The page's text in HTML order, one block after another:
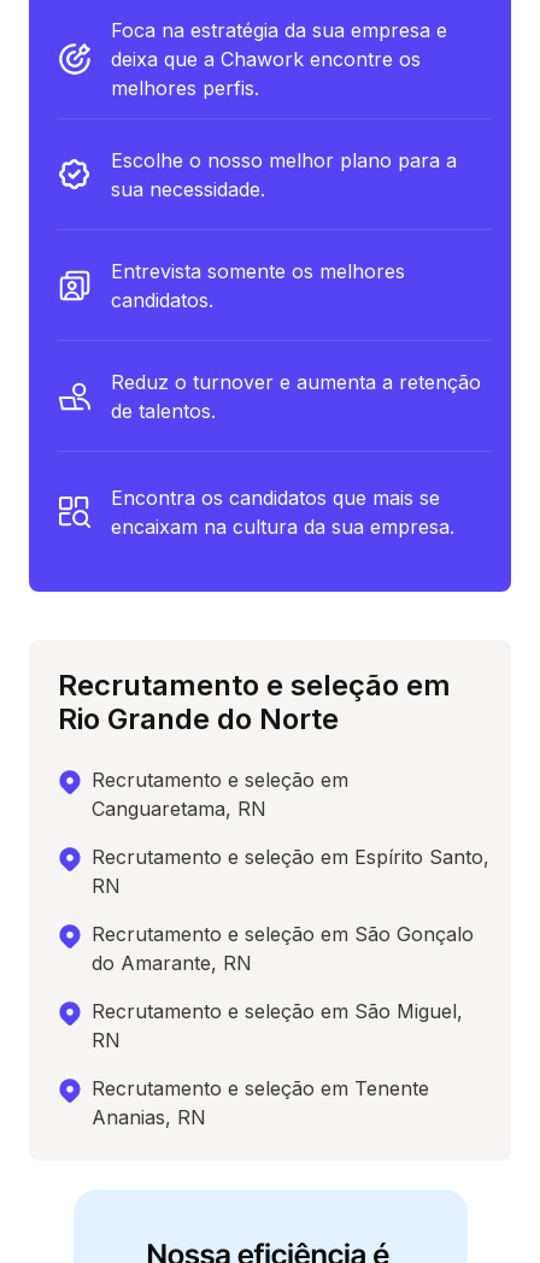
Foca na estratégia da sua empresa e
deixa que a Chawork encontre os
melhores perfis.
Escolhe o nosso melhor plano para a
sua necessidade.
Entrevista somente os melhores
candidatos.
Reduz o turnover e aumenta a retenção
de talentos.
Encontra os candidatos que mais se
encaixam na cultura da sua empresa.
Recrutamento e seleção em
Rio Grande do Norte
Recrutamento e seleção em
Canguaretama, RN
Recrutamento e seleção em Espírito Santo,
RN
Recrutamento e seleção em São Gonçalo
do Amarante, RN
Recrutamento e seleção em São Miguel,
RN
Recrutamento e seleção em Tenente
Ananias, RN